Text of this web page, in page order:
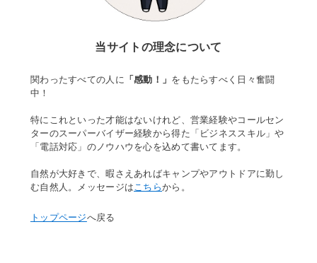
当サイトの理念について
関わったすべての人に 「感動！」 をもたらすべく日々奮闘
中！
特にこれといった才能はないけれど、営業経験やコールセン
ターのスーパーバイザー経験から得た「ビジネススキル」や
「電話対応」のノウハウを心を込めて書いてます。
自然が大好きで、暇さえあればキャンプやアウトドアに勤し
む自然人。メッセージはこちらから。
トップページへ戻る